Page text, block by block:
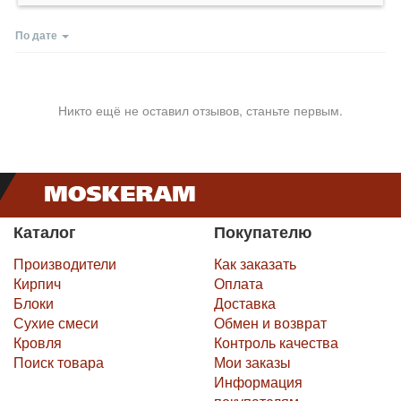
По дате
Никто ещё не оставил отзывов, станьте первым.
Каталог
Производители
Кирпич
Блоки
Сухие смеси
Кровля
Поиск товара
Покупателю
Как заказать
Оплата
Доставка
Обмен и возврат
Контроль качества
Мои заказы
Информация